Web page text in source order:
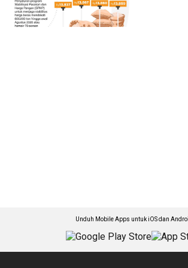
Unduh Mobile Apps untuk iOS dan